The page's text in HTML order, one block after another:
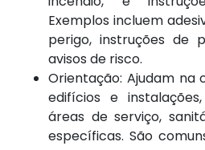
Exemplos incluem
perigo, instruções de
avisos de risco.
Orientação: Ajudam
edifícios e
áreas de serviço,
específicas. São